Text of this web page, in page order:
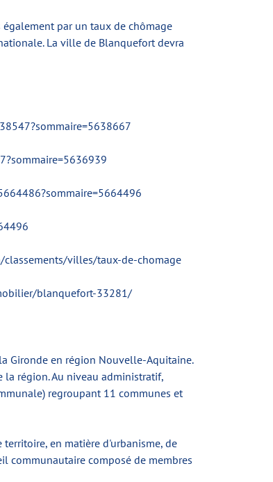
par un taux de chômage
La ville de Blanquefort devra
classements/villes/taux-de-chomage
blanquefort-33281/
Gironde en région Nouvelle-Aquitaine.
la région. Au niveau administratif,
regroupant 11 communes et
en matière d'urbanisme, de
communautaire composé de membres